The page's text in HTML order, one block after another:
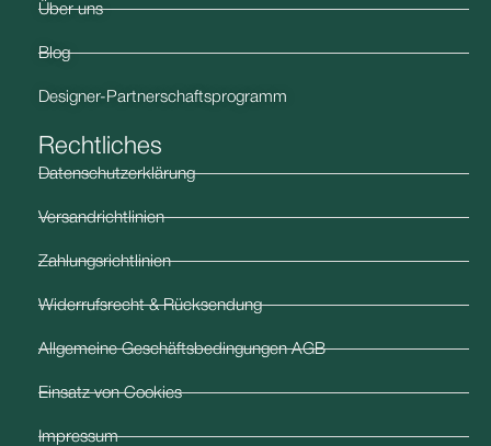
Über uns
Blog
Designer-Partnerschaftsprogramm
Rechtliches
Datenschutzerklärung
Versandrichtlinien
Zahlungsrichtlinien
Widerrufsrecht & Rücksendung
Allgemeine Geschäftsbedingungen AGB
Einsatz von Cookies
Impressum